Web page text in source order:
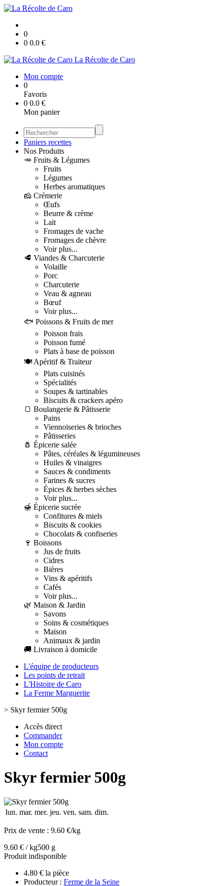
0
0 0.0 €
La Récolte de Caro
Mon compte
0
Favoris
0 0.0 €
Mon panier
Paniers recettes
Nos Produits
🥕 Fruits & Légumes
Fruits
Légumes
Herbes aromatiques
🧀 Crémerie
Œufs
Beurre & crème
Lait
Fromages de vache
Fromages de chèvre
Voir plus...
🥩 Viandes & Charcuterie
Volaille
Porc
Charcuterie
Veau & agneau
Bœuf
Voir plus...
🐟 Poissons & Fruits de mer
Poisson frais
Poisson fumé
Plats à base de poisson
🍽️ Apéritif & Traiteur
Plats cuisinés
Spécialités
Soupes & tartinables
Biscuits & crackers apéro
🍞 Boulangerie & Pâtisserie
Pains
Viennoiseries & brioches
Pâtisseries
🧂 Épicerie salée
Pâtes, céréales & légumineuses
Huiles & vinaigres
Sauces & condiments
Farines & sucres
Épices & herbes sèches
Voir plus...
🍯 Épicerie sucrée
Confitures & miels
Biscuits & cookies
Chocolats & confiseries
🍷 Boissons
Jus de fruits
Cidres
Bières
Vins & apéritifs
Cafés
Voir plus...
🌿 Maison & Jardin
Savons
Soins & cosmétiques
Maison
Animaux & jardin
🚚 Livraison à domicile
L'équipe de producteurs
Les points de retrait
L'Histoire de Caro
La Ferme Marguerite
> Skyr fermier 500g
Accès direct
Commander
Mon compte
Contact
Skyr fermier 500g
lun. mar. mer. jeu. ven. sam. dim.
Prix de vente : 9.60 €/kg
9.60 € / kg500 g
Produit indisponible
4.80 € la pièce
Producteur : Ferme de la Seine